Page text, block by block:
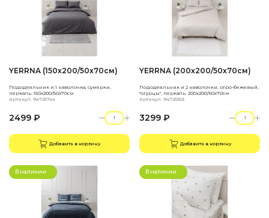
YERRNA (150х200/50х70см)
Пододеяльник и 1 наволочка, сумерки,
перкаль. 150х200/50х70см
Артикул: 94725744
2499 ₽
Добавить в корзину
YERRNA (200х200/50х70см)
Пододеяльник и 2 наволочки, серо-бежевый,
"огурцы", перкаль. 200х200/50х70см
Артикул: 94725553
3299 ₽
Добавить в корзину
В наличии В наличии